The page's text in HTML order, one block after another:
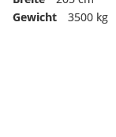
Gewicht
3500 kg